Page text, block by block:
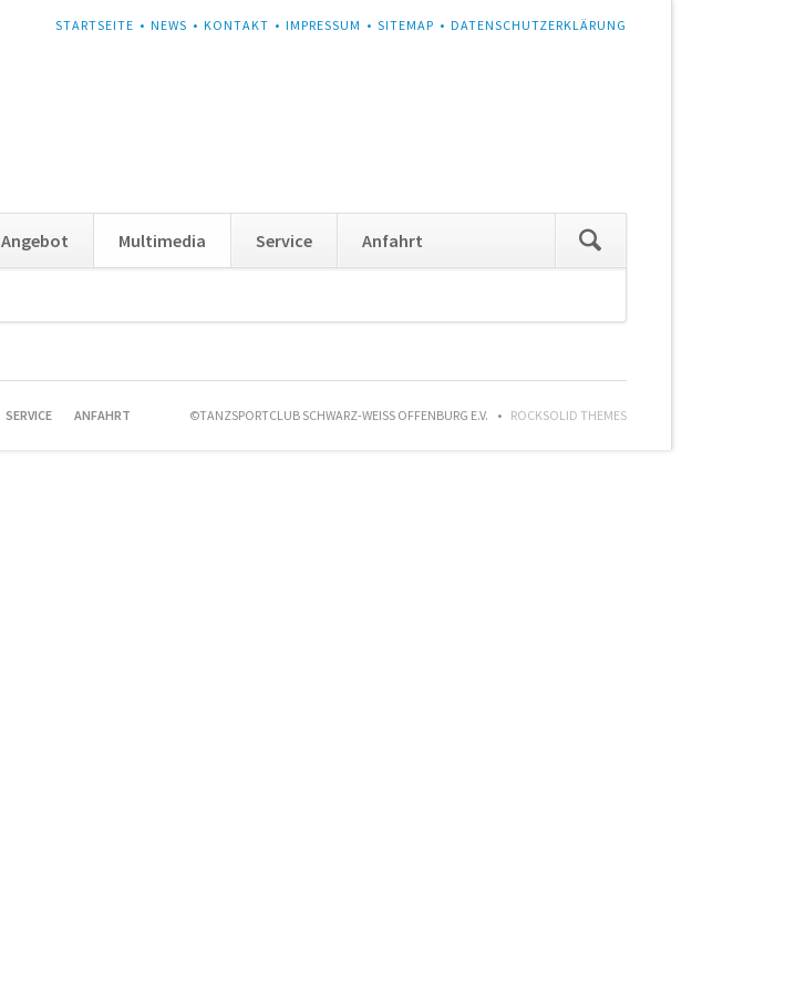
NAVIGATION
STARTSEITE NEWS KONTAKT IMPRESSUM SITEMAP DATENSCHUTZERKLÄRUNG
überspringen
Angebot Multimedia Service Anfahrt
SERVICE ANFAHRT ©TANZSPORTCLUB SCHWARZ-WEISS OFFENBURG E.V. ROCKSOLID THEMES